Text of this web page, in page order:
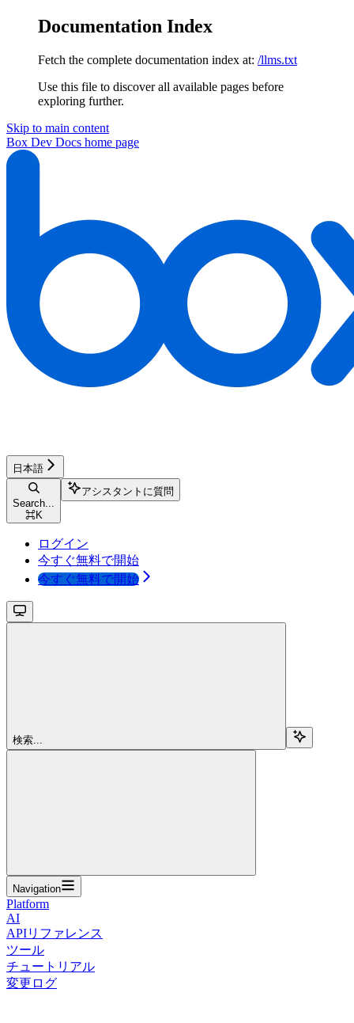
Documentation Index
Fetch the complete documentation index at: /llms.txt
Use this file to discover all available pages before
exploring further.
Skip to main content
Box Dev Docs home page
日本語
Search...
⌘K
アシスタントに質問
ログイン
今すぐ無料で開始
今すぐ無料で開始
検索...
Navigation
Platform
AI
APIリファレンス
ツール
チュートリアル
変更ログ